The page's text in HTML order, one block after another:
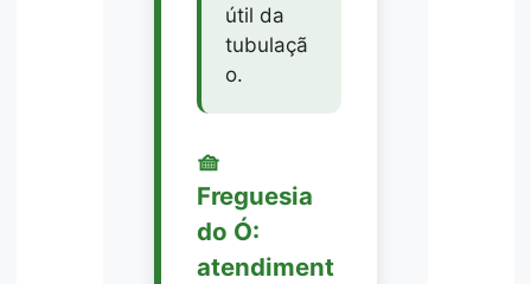
útil da
tubulaçã
o.
🧺
Freguesia
do Ó:
atendiment